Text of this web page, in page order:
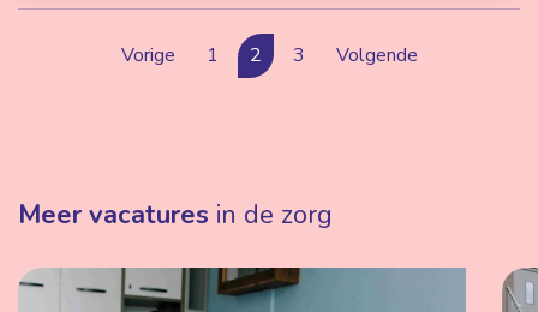
Vorige 1 2 3 Volgende
Meer vacatures in de zorg